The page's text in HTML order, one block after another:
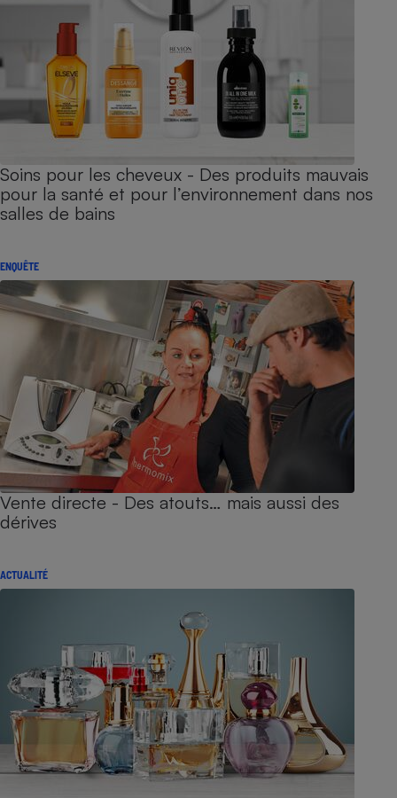
Soins pour les cheveux - Des produits mauvais
pour la santé et pour l’environnement dans nos
salles de bains
ENQUÊTE
Vente directe - Des atouts… mais aussi des
dérives
ACTUALITÉ